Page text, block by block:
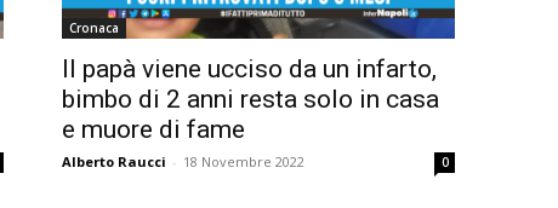
Cronaca
Il papà viene ucciso da un infarto,
bimbo di 2 anni resta solo in casa
e muore di fame
Alberto Raucci - 18 Novembre 2022 0